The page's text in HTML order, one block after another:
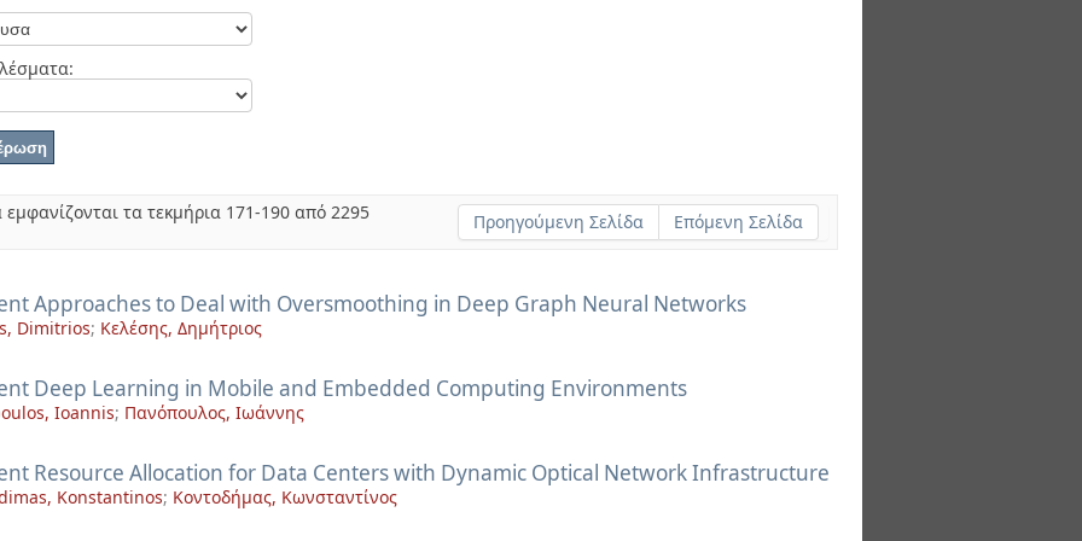
τα τεκμήρια 171-190 από 2295 Προηγούμενη Σελίδα Επόμενη Σελίδα
Approaches to Deal with Oversmoothing in Deep Graph Neural Networks
Dimitrios; Κελέσης, Δημήτριος
Deep Learning in Mobile and Embedded Computing Environments
Ioannis; Πανόπουλος, Ιωάννης
Resource Allocation for Data Centers with Dynamic Optical Network Infrastructure
Konstantinos; Κοντοδήμας, Κωνσταντίνος